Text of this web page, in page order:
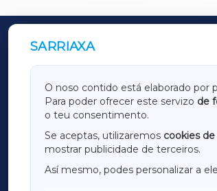
SARRIAXA
O noso contido está elaborado por
Para poder ofrecer este servizo de
o teu consentimento.
Se aceptas, utilizaremos cookies
mostrar publicidade de terceiros.
Así mesmo, podes personalizar a
OUTROS PERIÓDICOS
GALICIAXA
AMARIÑAXA
OURENSEXA